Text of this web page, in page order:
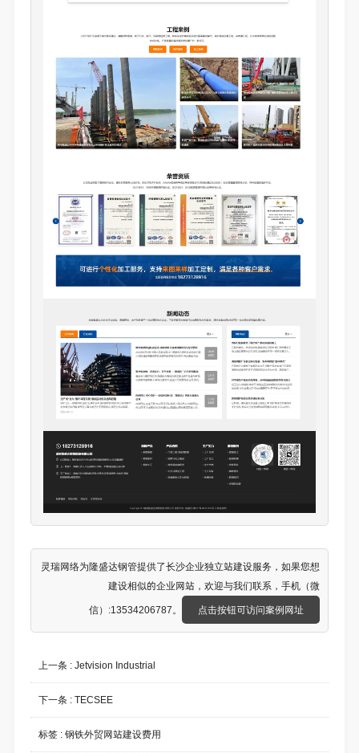
灵瑞网络为隆盛达钢管提供了长沙企业独立站建设服务，如果您想
建设相似的企业网站，欢迎与我们联系，手机（微
信）:13534206787。
点击按钮可访问案例网址
上一条 :Jetvision Industrial
下一条 :TECSEE
标签 :钢铁外贸网站建设费用